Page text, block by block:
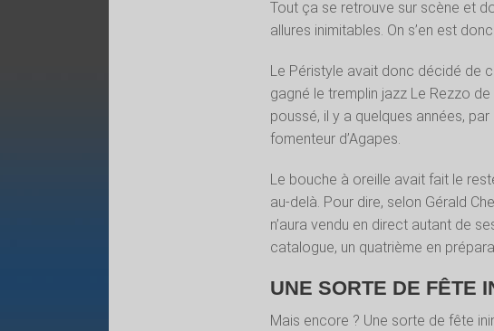
Tout ça se retrouve sur scène et
allures inimitables. On s’en est
Le Péristyle avait donc décidé de
gagné le tremplin jazz Le Rezzo
poussé, il y a quelques années,
fomenteur d’Agapes.
Le bouche à oreille avait fait le
au-delà. Pour dire, selon Gérald
n’aura vendu en direct autant de
catalogue, un quatrième en
UNE SORTE DE FÊTE
Mais encore ? Une sorte de fête